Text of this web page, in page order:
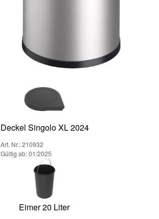
Deckel Singolo XL 2024
Art. Nr.: 210932
Gültig ab: 01/2025
Eimer 20 Liter